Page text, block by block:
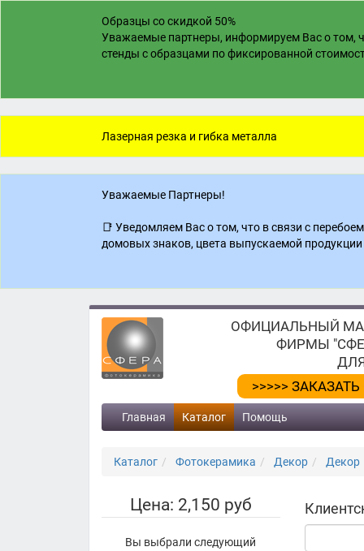
Образцы со скидкой 50%
Уважаемые партнеры, информируем Вас о том,
стенды с образцами по фиксированной
Лазерная резка и гибка металла
Уважаемые Партнеры!
📑 Уведомляем Вас о том, что в связи с
домовых знаков, цвета выпускаемой
ОФИЦИАЛЬНЫЙ
ФИРМЫ
>>>>>
Главная Каталог Помощь
Каталог Фотокерамика Декор Декор
Цена: 2,150 руб
Вы выбрали следующий